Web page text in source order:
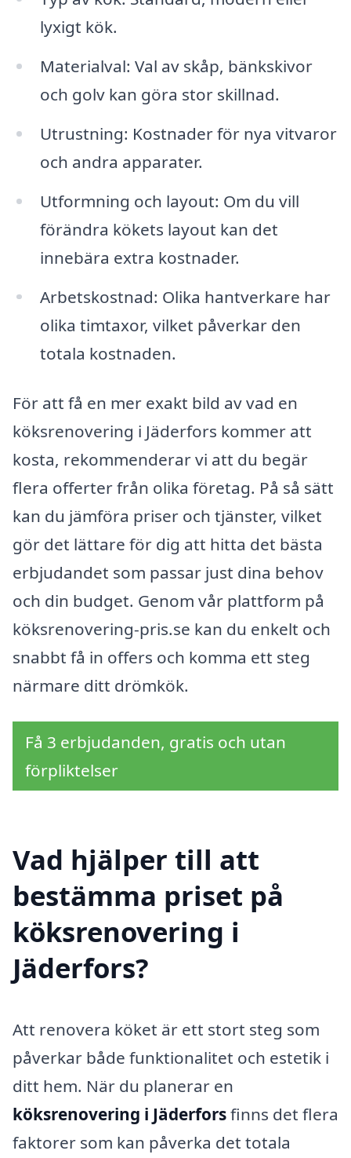
lyxigt kök.
Materialval: Val av skåp, bänkskivor
och golv kan göra stor skillnad.
Utrustning: Kostnader för nya vitvaror
och andra apparater.
Utformning och layout: Om du vill
förändra kökets layout kan det
innebära extra kostnader.
Arbetskostnad: Olika hantverkare har
olika timtaxor, vilket påverkar den
totala kostnaden.
För att få en mer exakt bild av vad en
köksrenovering i Jäderfors kommer att
kosta, rekommenderar vi att du begär
flera offerter från olika företag. På så sätt
kan du jämföra priser och tjänster, vilket
gör det lättare för dig att hitta det bästa
erbjudandet som passar just dina behov
och din budget. Genom vår plattform på
köksrenovering-pris.se kan du enkelt och
snabbt få in offers och komma ett steg
närmare ditt drömkök.
Få 3 erbjudanden, gratis och utan
förpliktelser
Vad hjälper till att
bestämma priset på
köksrenovering i
Jäderfors?
Att renovera köket är ett stort steg som
påverkar både funktionalitet och estetik i
ditt hem. När du planerar en
köksrenovering i Jäderforsfinns det flera
faktorer som kan påverka det totala